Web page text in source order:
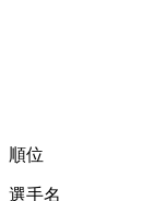
順位
選手名